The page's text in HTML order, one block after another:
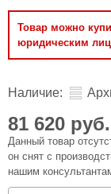
Товар можно
юридическим
Наличие:
81 620 руб.
Данный товар
он снят с
нашим